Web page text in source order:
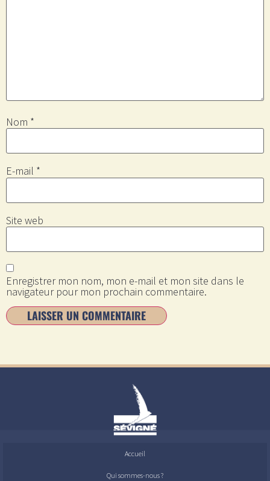
Nom *
E-mail *
Site web
Enregistrer mon nom, mon e-mail et mon site dans le
navigateur pour mon prochain commentaire.
Accueil
Qui sommes-nous ?